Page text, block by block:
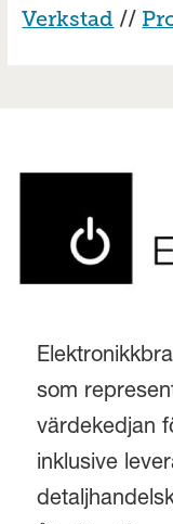
Verkstad //
som
värdekedjan
inklusive